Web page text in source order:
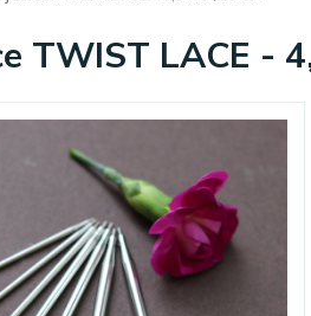
TWIST LACE -